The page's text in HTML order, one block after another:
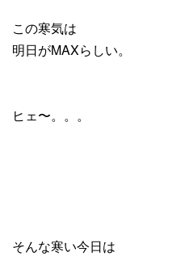
この寒気は
明日がMAXらしい。
ヒェ〜。。。
そんな寒い今日は